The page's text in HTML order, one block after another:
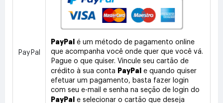
PayPal
PayPal
é um método de pagamento online
que acompanha você onde quer que você vá.
Pague o que quiser. Vincule seu cartão de
crédito à sua conta PayPal
e quando quiser
efetuar um pagamento, basta fazer login
com seu e-mail e senha na seção de login do
PayPal
e selecionar o cartão que deseja